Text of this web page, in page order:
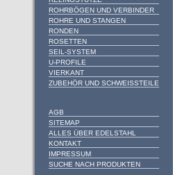
ROHRBÖGEN UND VERBINDER
ROHRE UND STANGEN
RONDEN
ROSETTEN
SEIL-SYSTEM
U-PROFILE
VIERKANT
ZUBEHÖR UND SCHWEISSTEILE
AGB
SITEMAP
ALLES ÜBER EDELSTAHL
KONTAKT
IMPRESSUM
SUCHE NACH PRODUKTEN